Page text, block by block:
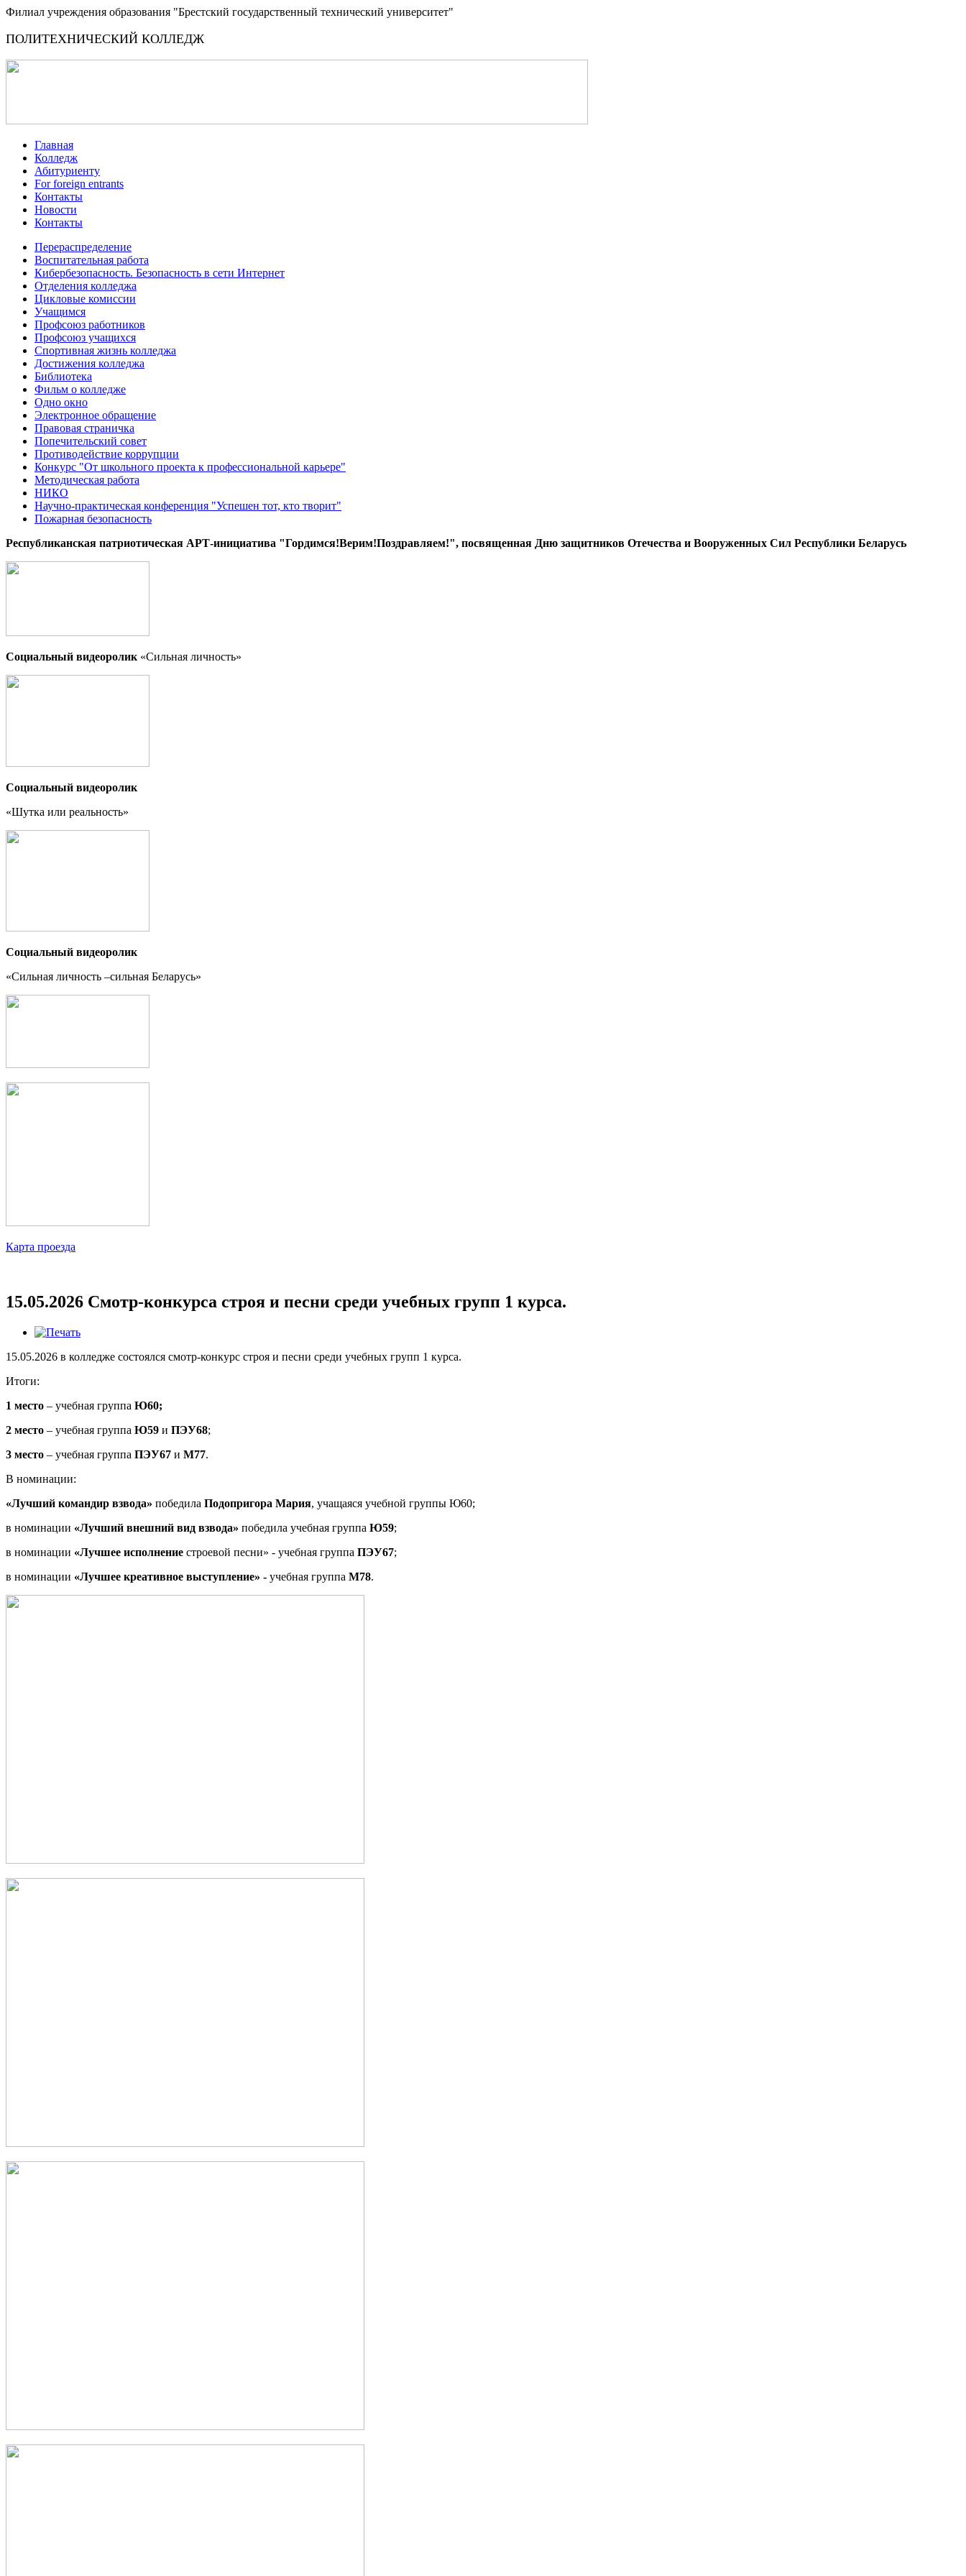
Филиал учреждения образования "Брестский государственный технический университет"
ПОЛИТЕХНИЧЕСКИЙ КОЛЛЕДЖ
Главная
Колледж
Абитуриенту
For foreign entrants
Контакты
Новости
Контакты
Перераспределение
Воспитательная работа
Кибербезопасность. Безопасность в сети Интернет
Отделения колледжа
Цикловые комиссии
Учащимся
Профсоюз работников
Профсоюз учащихся
Спортивная жизнь колледжа
Достижения колледжа
Библиотека
Фильм о колледже
Одно окно
Электронное обращение
Правовая страничка
Попечительский совет
Противодействие коррупции
Конкурс "От школьного проекта к профессиональной карьере"
Методическая работа
НИКО
Научно-практическая конференция "Успешен тот, кто творит"
Пожарная безопасность
Республиканская патриотическая AРТ-инициатива "Гордимся!Верим!Поздравляем!", посвященная Дню защитников Отечества и Вооруженных Сил Республики Беларусь
Социальный видеоролик «Сильная личность»
Социальный видеоролик
«Шутка или реальность»
Социальный видеоролик
«Сильная личность –сильная Беларусь»
Карта проезда
15.05.2026 Смотр-конкурса строя и песни среди учебных групп 1 курса.
15.05.2026 в колледже состоялся смотр-конкурс строя и песни среди учебных групп 1 курса.
Итоги:
1 место – учебная группа Ю60;
2 место – учебная группа Ю59 и ПЭУ68;
3 место – учебная группа ПЭУ67 и М77.
В номинации:
«Лучший командир взвода» победила Подопригора Мария, учащаяся учебной группы Ю60;
в номинации «Лучший внешний вид взвода» победила учебная группа Ю59;
в номинации «Лучшее исполнение строевой песни» - учебная группа ПЭУ67;
в номинации «Лучшее креативное выступление» - учебная группа М78.